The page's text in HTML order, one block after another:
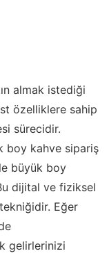
almak istediği
özelliklere sahip
sürecidir.
boy kahve sipariş
büyük boy
dijital ve fiziksel
Eğer
gelirlerinizi